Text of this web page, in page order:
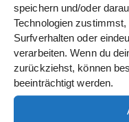
speichern und/oder
Technologien
Surfverhalten oder
verarbeiten. Wenn du
zurückziehst, können
beeinträchtigt werden.
Die Steuerung
den manuellen
automatischen
anderem dem
beraten wir Sie auch
Anlage, sodass Ihrem